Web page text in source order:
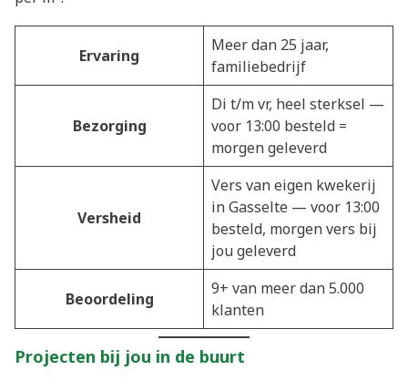
Ervaring
Meer dan 25 jaar,
familiebedrijf
Bezorging
Di t/m vr, heel sterksel —
voor 13:00 besteld =
morgen geleverd
Versheid
Vers van eigen kwekerij
in Gasselte — voor 13:00
besteld, morgen vers bij
jou geleverd
Beoordeling
9+ van meer dan 5.000
klanten
Projecten bij jou in de buurt